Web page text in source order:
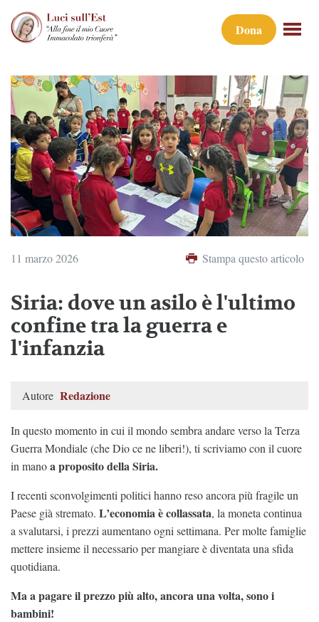
Dona
11 marzo 2026 Stampa questo articolo
Siria: dove un asilo è l'ultimo
confine tra la guerra e
l'infanzia
Autore Redazione
In questo momento in cui il mondo sembra andare verso la Terza
Guerra Mondiale (che Dio ce ne liberi!), ti scriviamo con il cuore
in manoa proposito della Siria.
I recenti sconvolgimenti politici hanno reso ancora più fragile un
Paese già stremato. L’economia è collassata, la moneta continua
a svalutarsi, i prezzi aumentano ogni settimana. Per molte famiglie
mettere insieme il necessario per mangiare è diventata una sfida
quotidiana.
Ma a pagare il prezzo più alto, ancora una volta, sono i
bambini!